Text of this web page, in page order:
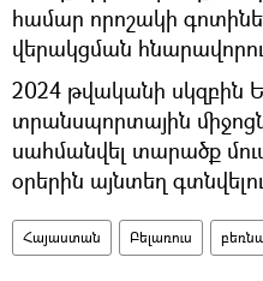
համար որոշակի
վերակցման
2024 թվականի սկզբին
տրանսպորտային
սահմանվել տարածք
օրերին այնտեղ
Հայաստան Բելառուս